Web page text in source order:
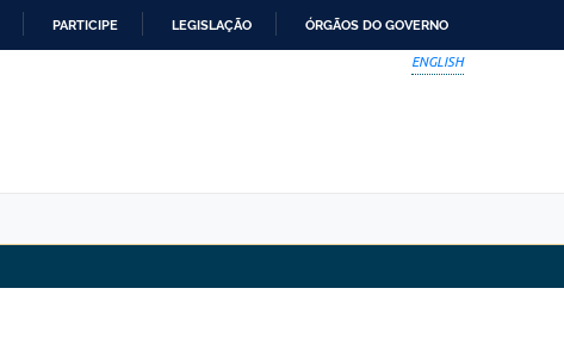
PARTICIPE LEGISLAÇÃO ÓRGÃOS DO GOVERNO
ENGLISH